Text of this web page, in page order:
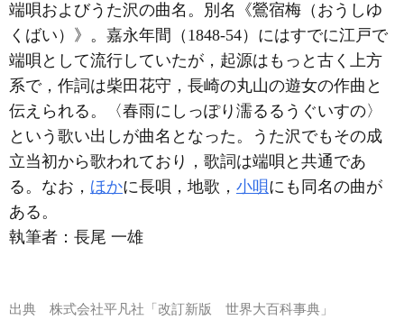
端唄およびうた沢の曲名。別名《鶯宿梅（おうしゆ
くばい）》。嘉永年間（1848-54）にはすでに江戸で
端唄として流行していたが，起源はもっと古く上方
系で，作詞は柴田花守，長崎の丸山の遊女の作曲と
伝えられる。〈春雨にしっぽり濡るるうぐいすの〉
という歌い出しが曲名となった。うた沢でもその成
立当初から歌われており，歌詞は端唄と共通であ
る。なお， ほかに長唄，地歌， 小唄にも同名の曲が
ある。
執筆者： 長尾 一雄
出典 株式会社平凡社「改訂新版 世界大百科事典」